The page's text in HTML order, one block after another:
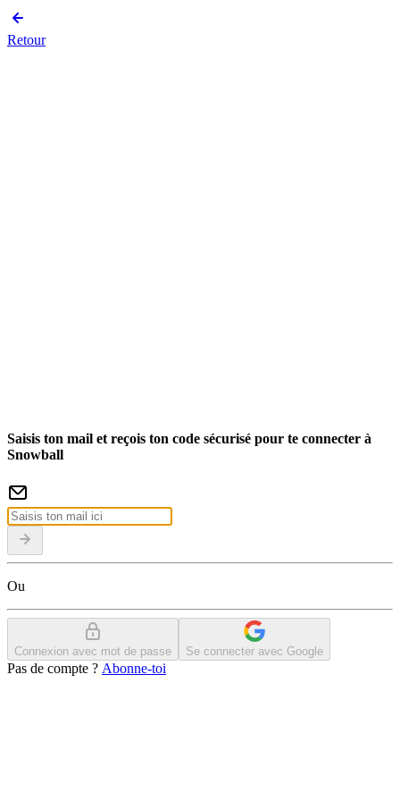
Retour
Saisis ton mail et reçois ton code sécurisé pour te connecter à
Snowball
Ou
Connexion avec mot de passe Se connecter avec Google
Pas de compte ? Abonne-toi